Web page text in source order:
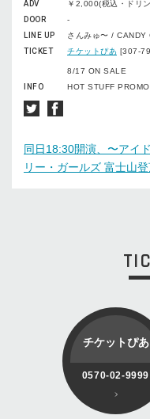
ADV
￥2,000(税込・ドリ
DOOR
-
LINE UP
さんみゅ〜 /
TICKET
チケットぴあ [307-
8/17 ON SALE
INFO
HOT STUFF
同日18:30開演、〜アイ
リー・ガールズ 富士山
チケットぴあ
0570-02-9999